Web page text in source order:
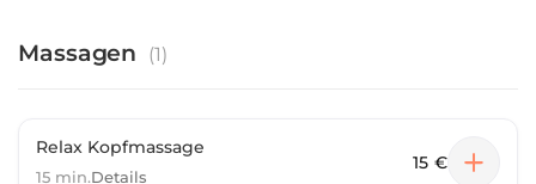
Massagen (1)
Relax Kopfmassage
15 min.Details
15 €